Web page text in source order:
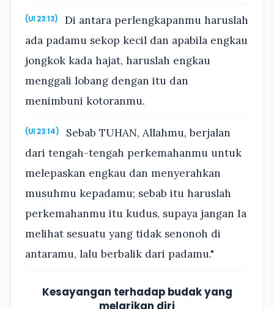
(Ul 23:13)
Di antara perlengkapanmu haruslah
ada padamu sekop kecil dan apabila engkau
jongkok kada hajat, haruslah engkau
menggali lobang dengan itu dan
menimbuni kotoranmu.
(Ul 23:14)
Sebab TUHAN, Allahmu, berjalan
dari tengah-tengah perkemahanmu untuk
melepaskan engkau dan menyerahkan
musuhmu kepadamu; sebab itu haruslah
perkemahanmu itu kudus, supaya jangan Ia
melihat sesuatu yang tidak senonoh di
antaramu, lalu berbalik dari padamu."
Kesayangan terhadap budak yang
melarikan diri